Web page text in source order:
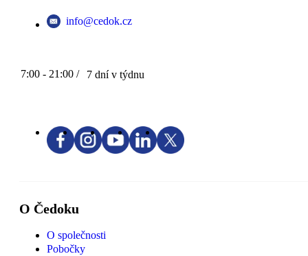
info@cedok.cz
7:00 - 21:00 / 7 dní v týdnu
O Čedoku
O společnosti
Pobočky